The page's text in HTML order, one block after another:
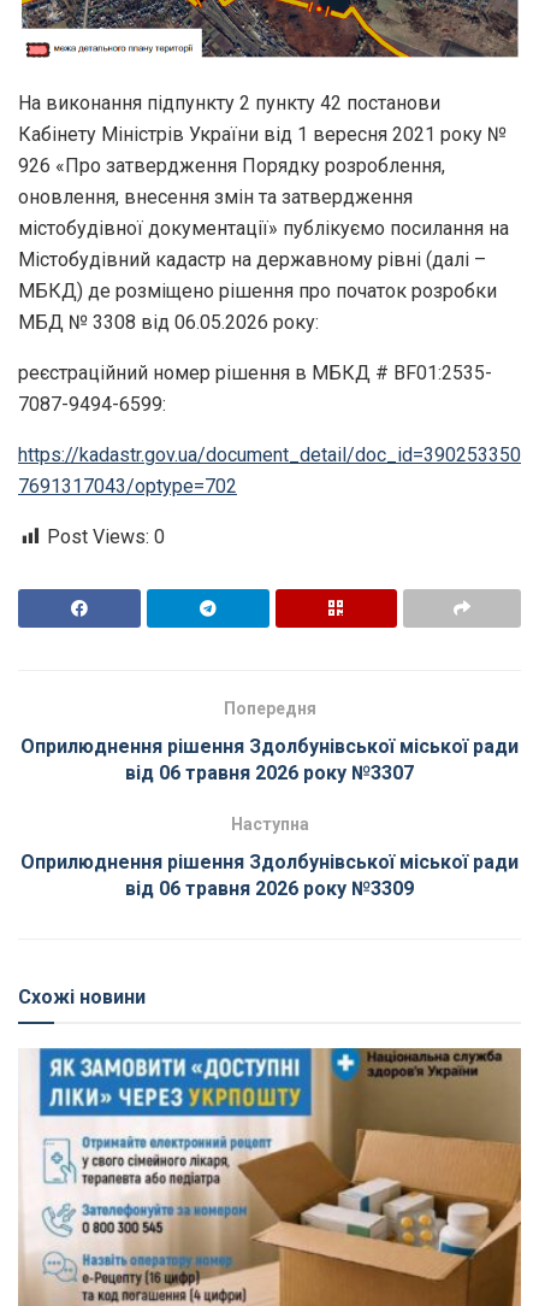
На виконання підпункту 2 пункту 42 постанови
Кабінету Міністрів України від 1 вересня 2021 року №
926 «Про затвердження Порядку розроблення,
оновлення, внесення змін та затвердження
містобудівної документації» публікуємо посилання на
Містобудівний кадастр на державному рівні (далі –
МБКД) де розміщено рішення про початок розробки
МБД № 3308 від 06.05.2026 року:
реєстраційний номер рішення в МБКД # BF01:2535-
7087-9494-6599:
https://kadastr.gov.ua/document_detail/doc_id=390253350
7691317043/optype=702
Post Views: 0
Попередня
Оприлюднення рішення Здолбунівської міської ради
від 06 травня 2026 року №3307
Наступна
Оприлюднення рішення Здолбунівської міської ради
від 06 травня 2026 року №3309
Схожі новини